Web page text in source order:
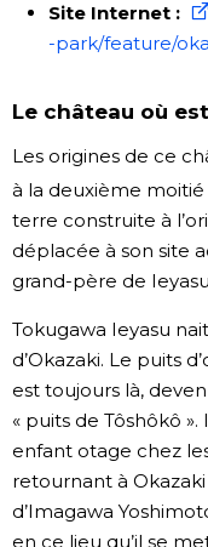
Site Internet :
-park/feature/
Le château où
Les origines de ce
à la deuxième moitié
terre construite à
déplacée à son site
grand-père de
Tokugawa Ieyasu
d’Okazaki. Le puits
est toujours là,
« puits de Tôshôkô
enfant otage chez
retournant à Okazaki
d’Imagawa
en ce lieu qu’il se